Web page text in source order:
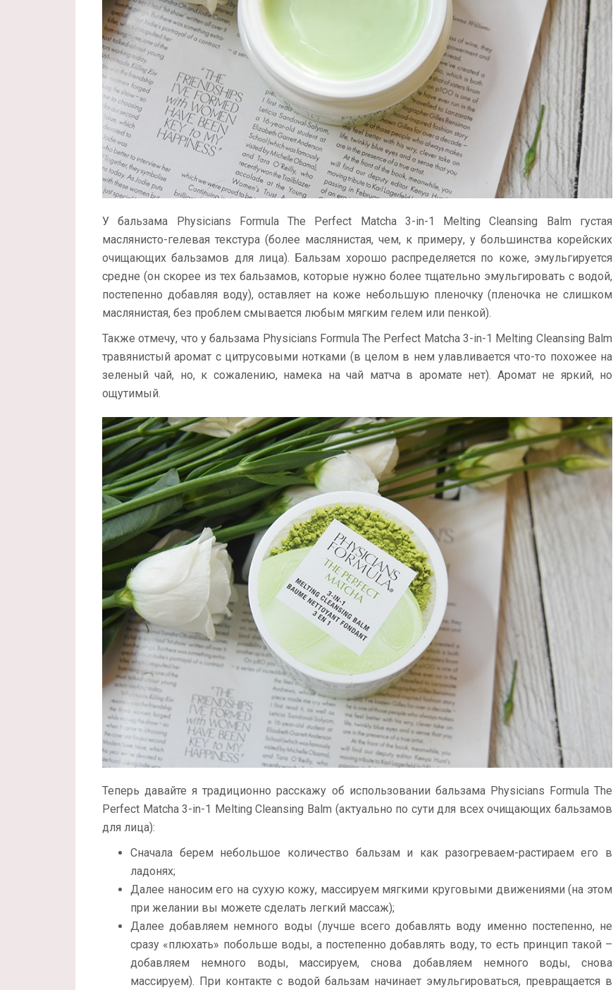
У бальзама Physicians Formula The Perfect Matcha 3-in-1 Melting Cleansing Balm густая
маслянисто-гелевая текстура (более маслянистая, чем, к примеру, у большинства корейских
очищающих бальзамов для лица). Бальзам хорошо распределяется по коже, эмульгируется
средне (он скорее из тех бальзамов, которые нужно более тщательно эмульгировать с водой,
постепенно добавляя воду), оставляет на коже небольшую пленочку (пленочка не слишком
маслянистая, без проблем смывается любым мягким гелем или пенкой).
Также отмечу, что у бальзама Physicians Formula The Perfect Matcha 3-in-1 Melting Cleansing Balm
травянистый аромат с цитрусовыми нотками (в целом в нем улавливается что-то похожее на
зеленый чай, но, к сожалению, намека на чай матча в аромате нет). Аромат не яркий, но
ощутимый.
Теперь давайте я традиционно расскажу об использовании бальзама Physicians Formula The
Perfect Matcha 3-in-1 Melting Cleansing Balm (актуально по сути для всех очищающих бальзамов
для лица):
Сначала берем небольшое количество бальзам и как разогреваем-растираем его в
ладонях;
Далее наносим его на сухую кожу, массируем мягкими круговыми движениями (на этом
при желании вы можете сделать легкий массаж);
Далее добавляем немного воды (лучше всего добавлять воду именно постепенно, не
сразу «плюхать» побольше воды, а постепенно добавлять воду, то есть принцип такой –
добавляем немного воды, массируем, снова добавляем немного воды, снова
массируем). При контакте с водой бальзам начинает эмульгироваться, превращается в